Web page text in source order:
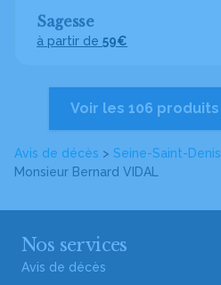
Avis de décès > Seine-Saint-
Monsieur Bernard VIDAL
Sagesse
à partir de 59€
Voir les 106
Nos services
Avis de décès